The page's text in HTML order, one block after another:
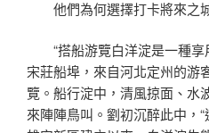
他們為何選擇打卡將來之
“搭船游覽白洋淀是一種
宋莊船埠，來自河北定州的游
覽。船行淀中，清風掠面、水
來陣陣鳥叫。劉初沉醉此中，“